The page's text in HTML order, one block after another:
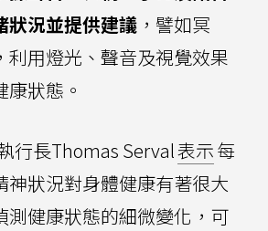
狀況並提供建議 ，譬如冥
利用燈光、聲音及視覺效果
狀態。
行長Thomas Serval表示每
神狀況對身體健康有著很大
測健康狀態的細微變化，可